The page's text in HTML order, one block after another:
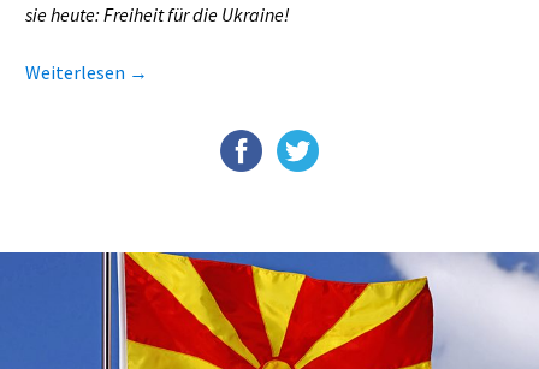
sie heute: Freiheit für die Ukraine!
Weiterlesen →